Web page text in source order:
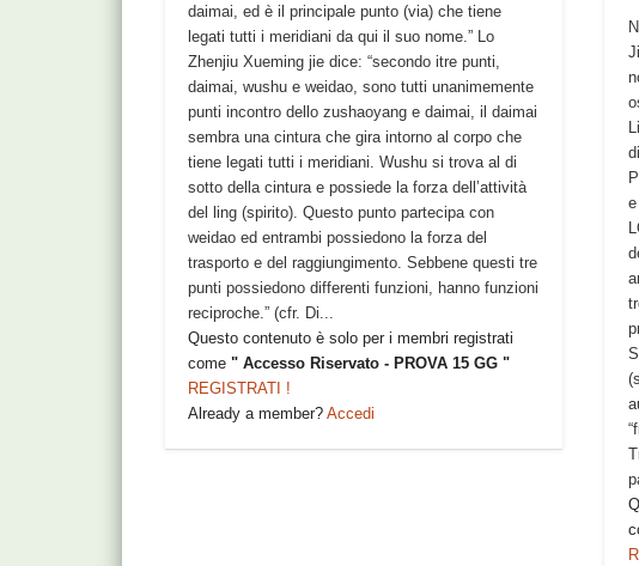
daimai, ed è il principale punto (via) che tiene
legati tutti i meridiani da qui il suo nome.” Lo
Zhenjiu Xueming jie dice: “secondo itre punti,
daimai, wushu e weidao, sono tutti unanimemente
punti incontro dello zushaoyang e daimai, il daimai
sembra una cintura che gira intorno al corpo che
tiene legati tutti i meridiani. Wushu si trova al di
sotto della cintura e possiede la forza dell’attività
del ling (spirito). Questo punto partecipa con
weidao ed entrambi possiedono la forza del
trasporto e del raggiungimento. Sebbene questi tre
punti possiedono differenti funzioni, hanno funzioni
reciproche.” (cfr. Di...
Questo contenuto è solo per i membri registrati
come" Accesso Riservato - PROVA 15 GG "
REGISTRATI !
Already a member?Accedi